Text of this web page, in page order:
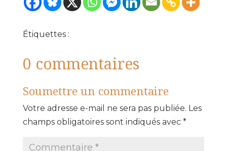
Étiquettes :
0 commentaires
Soumettre un commentaire
Votre adresse e-mail ne sera pas publiée. Les
champs obligatoires sont indiqués avec *